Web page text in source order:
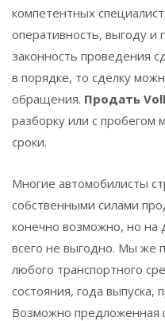
компетентных
оперативность, выгоду и
законность проведения
в порядке, то сделку
обращения. Продать
разборку или с пробегом
сроки.
Многие автомобилисты
собственными силами
конечно возможно, но на
всего не выгодно. Мы же
любого транспортного
состояния, года выпуска,
Возможно предложенная